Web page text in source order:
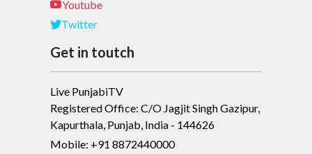
Youtube
Twitter
Get in toutch
Live PunjabiTV
Registered Office: C/O Jagjit Singh Gazipur,
Kapurthala, Punjab, India - 144626
Mobile: +91 8872440000